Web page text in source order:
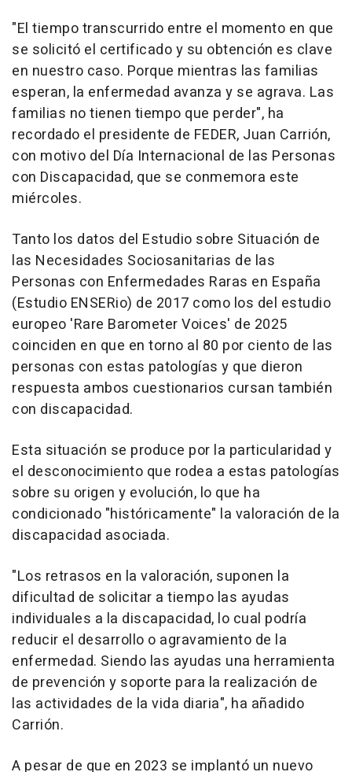
"El tiempo transcurrido entre el momento en que
se solicitó el certificado y su obtención es clave
en nuestro caso. Porque mientras las familias
esperan, la enfermedad avanza y se agrava. Las
familias no tienen tiempo que perder", ha
recordado el presidente de FEDER, Juan Carrión,
con motivo del Día Internacional de las Personas
con Discapacidad, que se conmemora este
miércoles.
Tanto los datos del Estudio sobre Situación de
las Necesidades Sociosanitarias de las
Personas con Enfermedades Raras en España
(Estudio ENSERio) de 2017 como los del estudio
europeo 'Rare Barometer Voices' de 2025
coinciden en que en torno al 80 por ciento de las
personas con estas patologías y que dieron
respuesta ambos cuestionarios cursan también
con discapacidad.
Esta situación se produce por la particularidad y
el desconocimiento que rodea a estas patologías
sobre su origen y evolución, lo que ha
condicionado "históricamente" la valoración de la
discapacidad asociada.
"Los retrasos en la valoración, suponen la
dificultad de solicitar a tiempo las ayudas
individuales a la discapacidad, lo cual podría
reducir el desarrollo o agravamiento de la
enfermedad. Siendo las ayudas una herramienta
de prevención y soporte para la realización de
las actividades de la vida diaria", ha añadido
Carrión.
A pesar de que en 2023 se implantó un nuevo